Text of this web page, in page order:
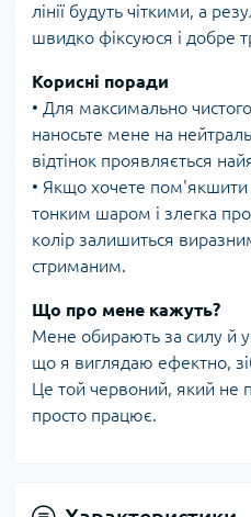
лінії будуть чіткими, а
швидко фіксуюся і добре
Корисні поради
• Для максимально
наносьте мене на
відтінок проявляється
• Якщо хочете пом'якшити
тонким шаром і злегка
колір залишиться
стриманим.
Що про мене кажуть?
Мене обирають за силу й
що я виглядаю ефектно,
Це той червоний, який не
просто працює.